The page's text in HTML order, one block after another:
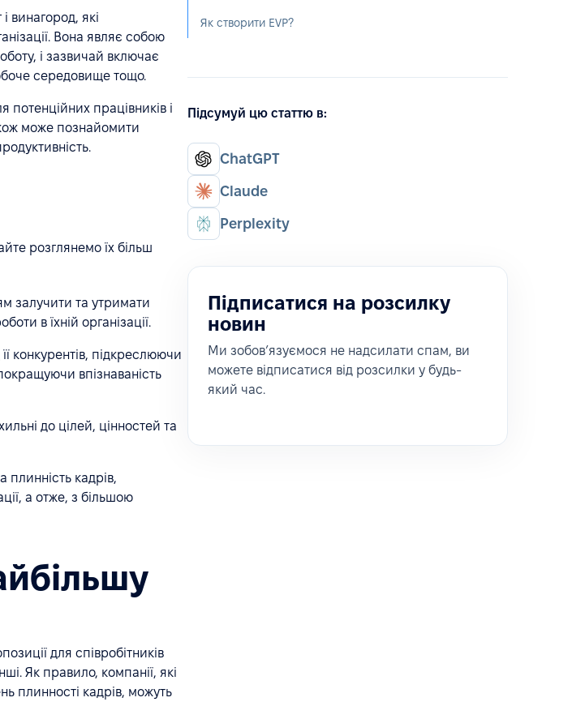
винагород, які
Вона являє собою
і зазвичай включає
середовище тощо.
потенційних працівників і
може познайомити
розглянемо їх більш
залучити та утримати
в їхній організації.
конкурентів, підкреслюючи
впізнаваність
до цілей, цінностей та
плинність кадрів,
а отже, з більшою
для співробітників
Як правило, компанії, які
плинності кадрів, можуть
Як створити EVP?
Підсумуй цю статтю в:
ChatGPT
Claude
Perplexity
Підписатися на розсилку
новин
Ми зобовʼязуємося не надсилати спам, ви
можете відписатися від розсилки у будь-
який час.